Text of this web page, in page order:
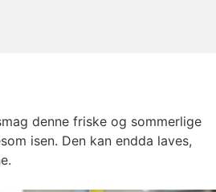
denne friske og sommerlige
isen. Den kan endda laves,